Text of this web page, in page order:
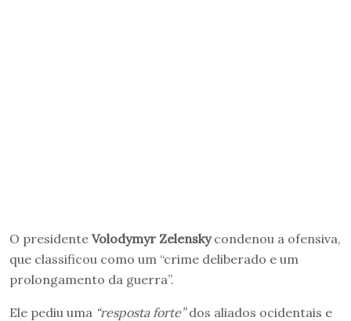
O presidente Volodymyr Zelenskycondenou a ofensiva,
que classificou como um “crime deliberado e um
prolongamento da guerra”.
Ele pediu uma “resposta forte”dos aliados ocidentais e